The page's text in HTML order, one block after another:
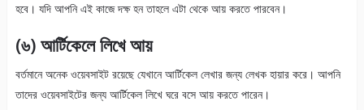
হবে। যদি আপনি এই কাজে দক্ষ হন তাহলে এটা থেকে আয় করতে পারবেন।
(৬) আর্টিকেলে লিখে আয়
বর্তমানে অনেক ওয়েবসাইট রয়েছে যেখানে আর্টিকেল লেখার জন্য লেখক হায়ার করে। আপনি
তাদের ওয়েবসাইটের জন্য আর্টিকেল লিখে ঘরে বসে আয় করতে পারেন।